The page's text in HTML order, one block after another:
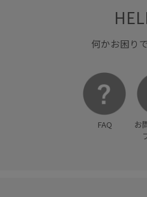
何かお困り
FAQ
お